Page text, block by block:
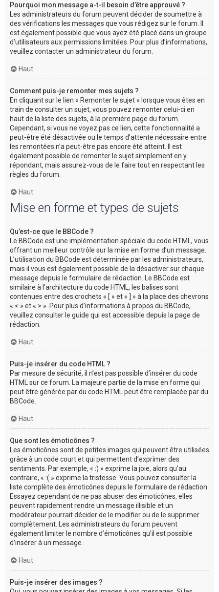
Pourquoi mon message a-t-il besoin d’être approuvé ?
Les administrateurs du forum peuvent décider de soumettre à
des vérifications les messages que vous rédigez sur le forum. Il
est également possible que vous ayez été placé dans un groupe
d’utilisateurs aux permissions limitées. Pour plus d’informations,
veuillez contacter un administrateur du forum.
Haut
Comment puis-je remonter mes sujets ?
En cliquant sur le lien « Remonter le sujet » lorsque vous êtes en
train de consulter un sujet, vous pouvez remonter celui-ci en
haut de la liste des sujets, à la première page du forum.
Cependant, si vous ne voyez pas ce lien, cette fonctionnalité a
peut-être été désactivée ou le temps d’attente nécessaire entre
les remontées n’a peut-être pas encore été atteint. Il est
également possible de remonter le sujet simplement en y
répondant, mais assurez-vous de le faire tout en respectant les
règles du forum.
Haut
Mise en forme et types de sujets
Qu’est-ce que le BBCode ?
Le BBCode est une implémentation spéciale du code HTML, vous
offrant un meilleur contrôle sur la mise en forme d’un message.
L’utilisation du BBCode est déterminée par les administrateurs,
mais il vous est également possible de la désactiver sur chaque
message depuis le formulaire de rédaction. Le BBCode est
similaire à l’architecture du code HTML, les balises sont
contenues entre des crochets « [ » et « ] » à la place des chevrons
« < » et « > ». Pour plus d’informations à propos du BBCode,
veuillez consulter le guide qui est accessible depuis la page de
rédaction.
Haut
Puis-je insérer du code HTML ?
Par mesure de sécurité, il n’est pas possible d’insérer du code
HTML sur ce forum. La majeure partie de la mise en forme qui
peut être générée par du code HTML peut être remplacée par du
BBCode.
Haut
Que sont les émoticônes ?
Les émoticônes sont de petites images qui peuvent être utilisées
grâce à un code court et qui permettent d’exprimer des
sentiments. Par exemple, « :) » exprime la joie, alors qu’au
contraire, « :( » exprime la tristesse. Vous pouvez consulter la
liste complète des émoticônes depuis le formulaire de rédaction.
Essayez cependant de ne pas abuser des émoticônes, elles
peuvent rapidement rendre un message illisible et un
modérateur pourrait décider de le modifier ou de le supprimer
complètement. Les administrateurs du forum peuvent
également limiter le nombre d’émoticônes qu’il est possible
d’insérer à un message.
Haut
Puis-je insérer des images ?